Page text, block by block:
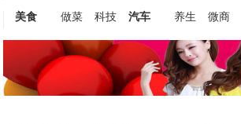
美食
做菜 科技 汽车 养生 微商